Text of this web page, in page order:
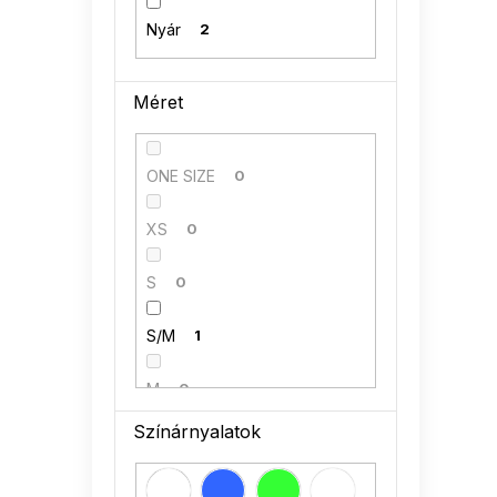
Nyár 2
Méret
ONE SIZE 0
XS 0
S 0
S/M 1
M 0
M/L 0
Színárnyalatok